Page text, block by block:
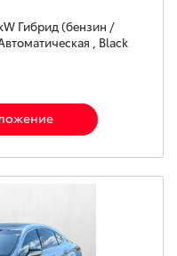
Гибрид (бензин /
, Black